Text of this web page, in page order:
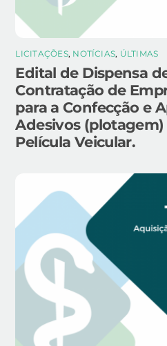
LICITAÇÕES, NOTÍCIAS, ÚLTIMAS
Edital de Dispensa
Contratação de
para a Confecção e
Adesivos
Película Veicular.